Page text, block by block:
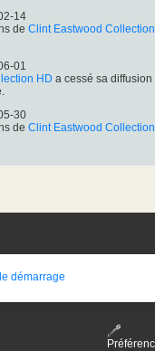
14
de Clint Eastwood
01
HD a cessé sa
30
de Clint Eastwood
démarrage